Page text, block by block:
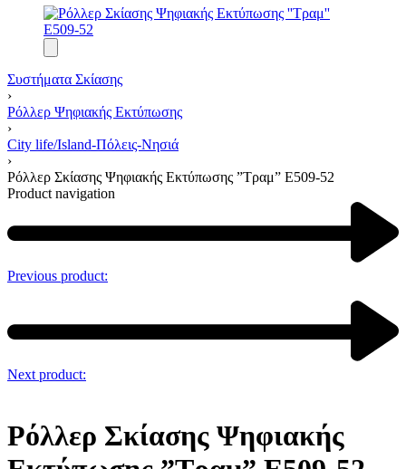
Συστήματα Σκίασης
›
Ρόλλερ Ψηφιακής Εκτύπωσης
›
City life/Island-Πόλεις-Νησιά
›
Ρόλλερ Σκίασης Ψηφιακής Εκτύπωσης ”Τραμ” Ε509-52
Product navigation
Previous product:
Next product:
Ρόλλερ Σκίασης Ψηφιακής